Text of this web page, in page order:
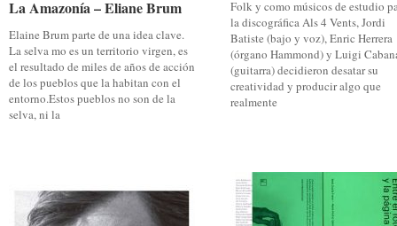
Folk y como músicos de estudio
la discográfica Als 4 Vents, Jordi
Batiste (bajo y voz), Enric Herrera
(órgano Hammond) y Luigi
(guitarra) decidieron desatar su
creatividad y producir algo que
realmente
La Amazonía – Eliane Brum
Elaine Brum parte de una idea clave.
La selva mo es un territorio virgen, es
el resultado de miles de años de acción
de los pueblos que la habitan con el
entorno.Estos pueblos no son de la
selva, ni la
La Amazonía – Eliane Brum